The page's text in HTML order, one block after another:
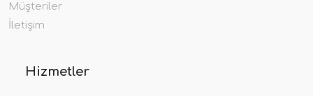
Müşteriler
İletişim
Hizmetler